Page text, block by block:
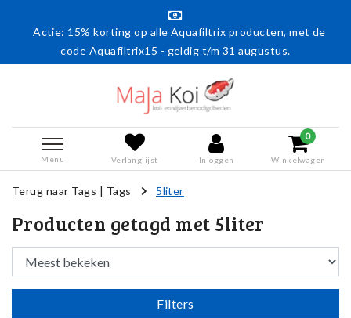
Actie: 15% korting op alle Aquafiltrix producten, met de
code Aquafiltrix15 - geldig t/m 31 augustus.
Menu Verlanglijst Inloggen
0
Winkelwagen
Terug naar Tags | Tags 5liter
Producten getagd met 5liter
Filters